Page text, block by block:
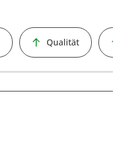
Qualität